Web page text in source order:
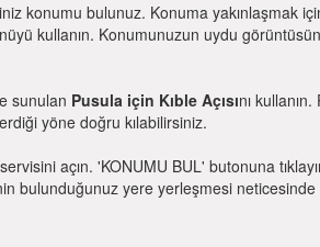
bulunuz. Konuma yakınlaşmak için
kullanın. Konumunuzun uydu
sunulan Pusula için Kıble Açısını
yöne doğru kılabilirsiniz.
açın. 'KONUMU BUL' butonuna
yere yerleşmesi neticesinde